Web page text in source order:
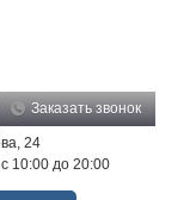
Заказать звонок
24
10:00 до 20:00